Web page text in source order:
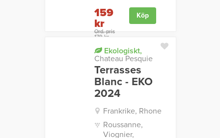
159
kr
Ord. pris
179 kr
Köp
Ekologiskt,
Chateau Pesquie
Terrasses
Blanc - EKO
2024
Frankrike, Rhone
Roussanne,
Viognier,